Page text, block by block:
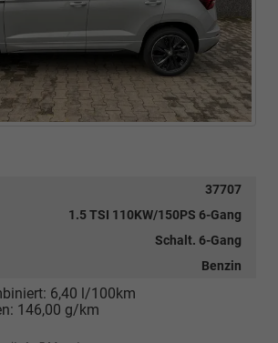
37707
1.5 TSI 110KW/150PS 6-Gang
Schalt. 6-Gang
Benzin
6,40 l/100km
146,00 g/km